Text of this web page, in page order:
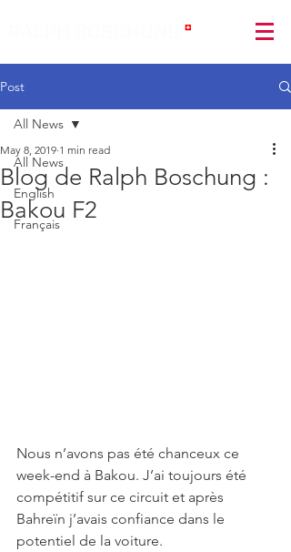
Post
All News
English
Français
All News
Blog de Ralph Boschung :
Bakou F2
May 8, 2019 1 min read
Nous n’avons pas été chanceux ce
week-end à Bakou. J’ai toujours été
compétitif sur ce circuit et après
Bahreïn j’avais confiance dans le
potentiel de la voiture.